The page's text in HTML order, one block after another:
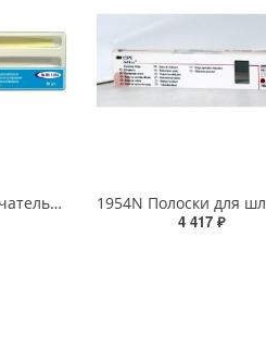
Полоски для окончательной обработки 1.054
4 417 ₽